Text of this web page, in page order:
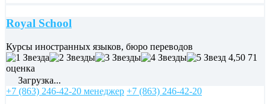
Royal School
Курсы иностранных языков, бюро переводов
4,50 71
оценка
Загрузка...
+7 (863) 246-42-20 менеджер +7 (863) 246-42-20